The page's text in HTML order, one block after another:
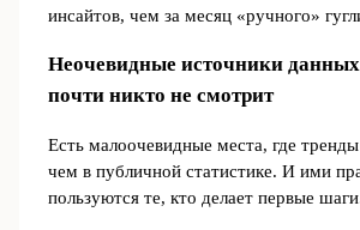
инсайтов, чем за месяц «ручного»
Неочевидные источники
почти никто не смотрит
Есть малоочевидные места, где
чем в публичной статистике. И ими
пользуются те, кто делает первые